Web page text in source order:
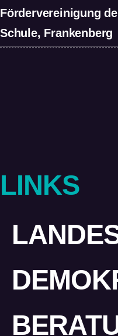
Fördervereinigung
Schule, Frankenberg
LINKS